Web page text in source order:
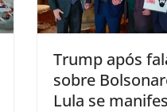
Trump após
sobre
Lula se